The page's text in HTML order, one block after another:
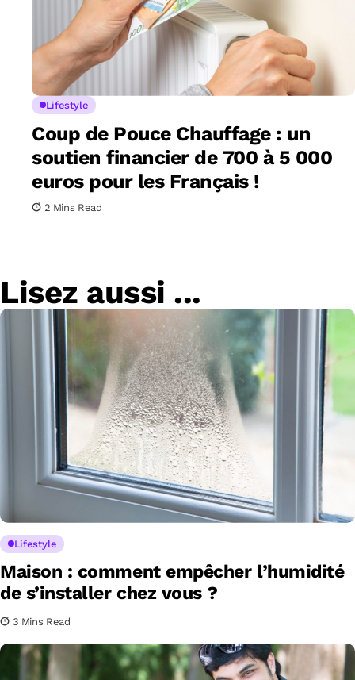
Lifestyle
Coup de Pouce Chauffage : un
soutien financier de 700 à 5 000
euros pour les Français !
2 Mins Read
Lisez aussi ...
Lifestyle
Maison : comment empêcher l’humidité
de s’installer chez vous ?
3 Mins Read